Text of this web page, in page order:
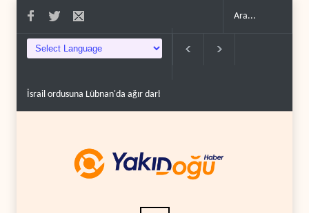
İsrail ordusuna Lübnan'da ağır darbe: İki asker öldü..